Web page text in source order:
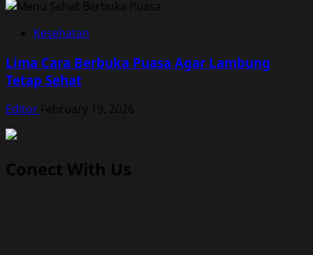
Kesehatan
Lima Cara Berbuka Puasa Agar Lambung
Tetap Sehat
Editor February 19, 2026
Conect With Us